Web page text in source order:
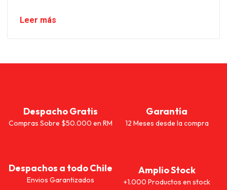
Leer más
Despacho Gratis
Compras Sobre $50.000 en RM
Garantía
12 Meses desde la compra
Despachos a todo Chile
Envios Garantizados
Amplio Stock
+1.000 Productos en stock